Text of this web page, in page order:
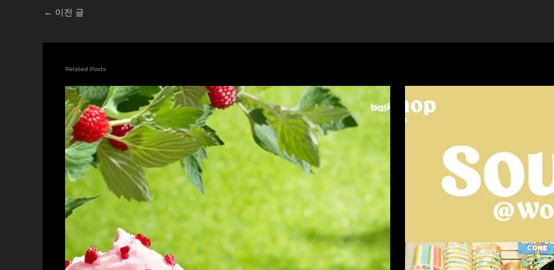
← 이전 글
Related Posts